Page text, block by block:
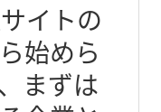
イトの
始めら
まずは